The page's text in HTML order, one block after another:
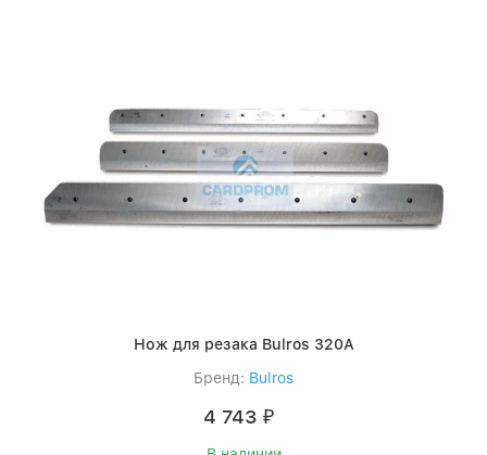
Нож для резака Bulros 320А
Бренд: Bulros
4 743 ₽